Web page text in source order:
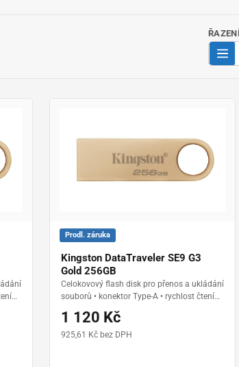
ŘAZENÍ
Prodl. záruka
Kingston DataTraveler SE9 G3
Gold 256GB
Celokovový flash disk pro přenos a ukládání
souborů • konektor Type-A • rychlost čtení
až 220 MB/s a zápisu až 100 MB/s •
kompaktní provedení s očkem na klíče •
zlaté provedení
1 120 Kč
925,61 Kč bez DPH